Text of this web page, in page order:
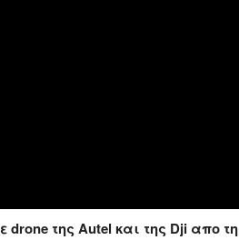
της Autel και της Dji απο τη